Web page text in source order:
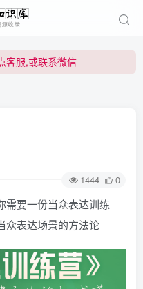
服,或联系微信
客服,或联系微信
1444 0
需要一份当众表达训练
众表达场景的方法论